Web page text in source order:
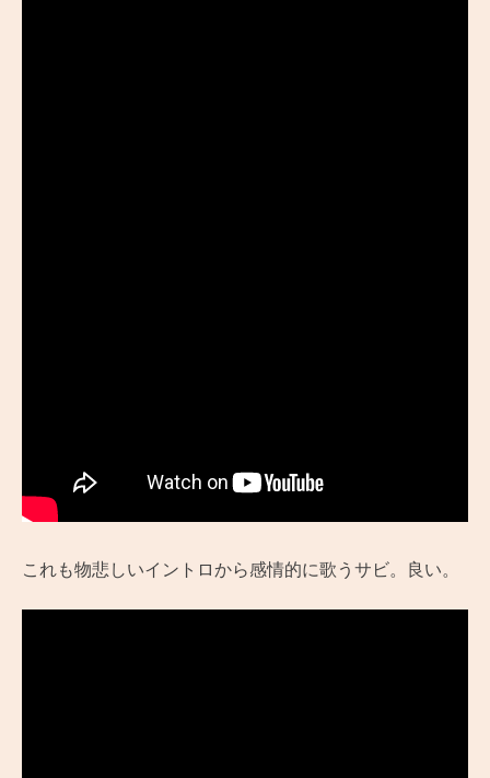
これも物悲しいイントロから感情的に歌うサビ。良い。